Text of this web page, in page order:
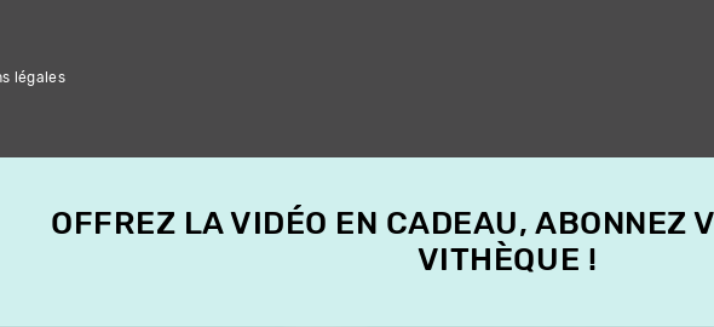
légales
OFFREZ LA VIDÉO EN CADEAU, ABONNEZ
VITHÈQUE !